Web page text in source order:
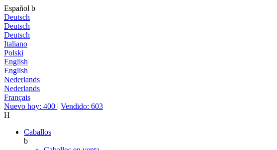
Español b
Deutsch
Deutsch
Deutsch
Italiano
Polski
English
English
Nederlands
Nederlands
Français
Nuevo hoy: 400 | Vendido: 603
H
Caballos
b